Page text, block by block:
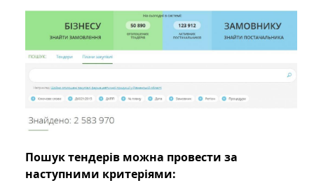
Пошук тендерів можна провести за
наступними критеріями: